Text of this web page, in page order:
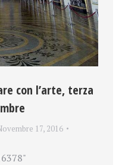
con l’arte, terza
17, 2016